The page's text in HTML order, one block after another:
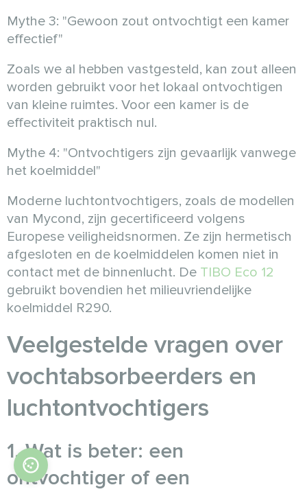
Mythe 3: "Gewoon zout ontvochtigt een kamer
effectief"
Zoals we al hebben vastgesteld, kan zout alleen
worden gebruikt voor het lokaal ontvochtigen
van kleine ruimtes. Voor een kamer is de
effectiviteit praktisch nul.
Mythe 4: "Ontvochtigers zijn gevaarlijk vanwege
het koelmiddel"
Moderne luchtontvochtigers, zoals de modellen
van Mycond, zijn gecertificeerd volgens
Europese veiligheidsnormen. Ze zijn hermetisch
afgesloten en de koelmiddelen komen niet in
contact met de binnenlucht. De TIBO Eco 12
gebruikt bovendien het milieuvriendelijke
koelmiddel R290.
Veelgestelde vragen over
vochtabsorbeerders en
luchtontvochtigers
1. Wat is beter: een
ontvochtiger of een